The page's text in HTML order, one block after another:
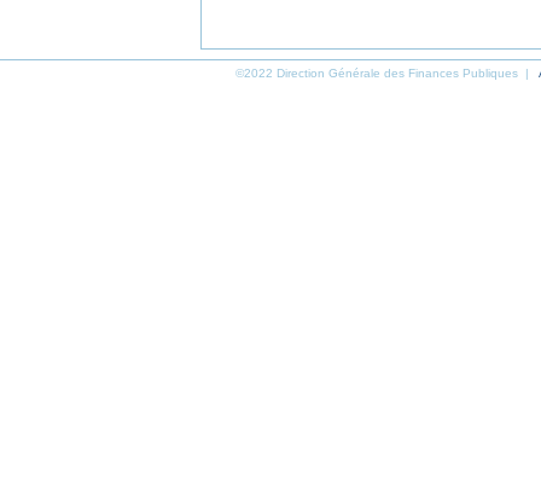
©2022 Direction Générale des Finances Publiques |